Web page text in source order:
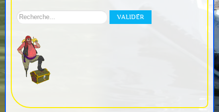
Rechercher
site:
VALIDER